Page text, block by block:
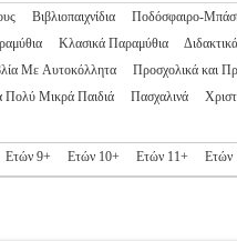
Βιβλιοπαιχνίδια Ποδόσφαιρο-
Κλασικά Παραμύθια
Με Αυτοκόλλητα
Προσχολικά και
Πολύ Μικρά Παιδιά Πασχαλινά
Ετών 9+ Ετών 10+ Ετών 11+ Ετών